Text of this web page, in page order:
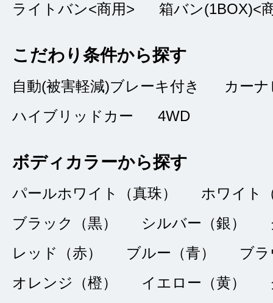
★★★★★
5点
総合評価
2022/01/23
販売店の評価
接客：5
中古車購入が２度
品質の良さから２
ライトバン<商用>
箱バン(1BOX)<
こだわり条件から探す
自動(被害軽減)ブレーキ付き
カー
ハイブリッドカー
4WD
ボディカラーから探す
パールホワイト（真珠）
ホワイト
ブラック（黒）
シルバー（銀）
レッド（赤）
ブルー（青）
ブ
オレンジ（橙）
イエロー（黄）